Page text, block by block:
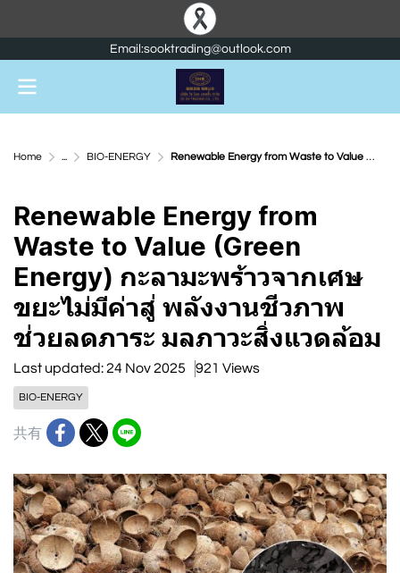
Email:sooktrading@outlook.com
Home ... BIO-ENERGY Renewable Energy from Waste to Value (Green Energy) กะลามะพร้าวจากเศษขยะไม่มีค่าสู่ พลังงานชีวภาพ ช่วยลดภาระ มลภาวะสิ่งแวดล้อม
Renewable Energy from
Waste to Value (Green
Energy) กะลามะพร้าวจากเศษ
ขยะไม่มีค่าสู่ พลังงานชีวภาพ
ช่วยลดภาระ มลภาวะสิ่งแวดล้อม
Last updated: 24 Nov 2025 921 Views
BIO-ENERGY
共有